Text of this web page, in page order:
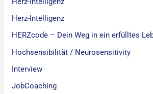
Herz-Intelligenz
HERZcode – Dein Weg in ein erfülltes
Hochsensibilität / Neurosensitivity
Interview
JobCoaching